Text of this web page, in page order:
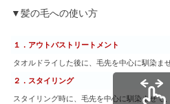
▼髪の毛への使い方
１．アウトバストリートメント
タオルドライした後に、毛先を中心に馴染ま
２．スタイリング
スタイリング時に、毛先を中心に馴染ませて